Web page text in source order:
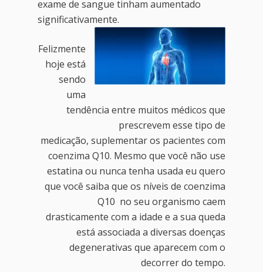
exame de sangue tinham aumentado
significativamente.
Felizmente
hoje está
sendo
uma
tendência entre muitos médicos que
prescrevem esse tipo de
medicação, suplementar os pacientes com
coenzima Q10. Mesmo que você não use
estatina ou nunca tenha usada eu quero
que você saiba que os níveis de coenzima
Q10 no seu organismo caem
drasticamente com a idade e a sua queda
está associada a diversas doenças
degenerativas que aparecem com o
decorrer do tempo.